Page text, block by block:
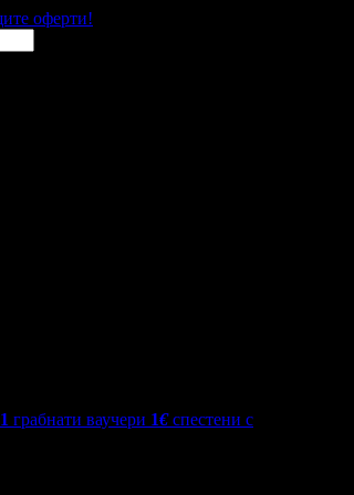
оферти!
грабнати ваучери 1€ спестени с